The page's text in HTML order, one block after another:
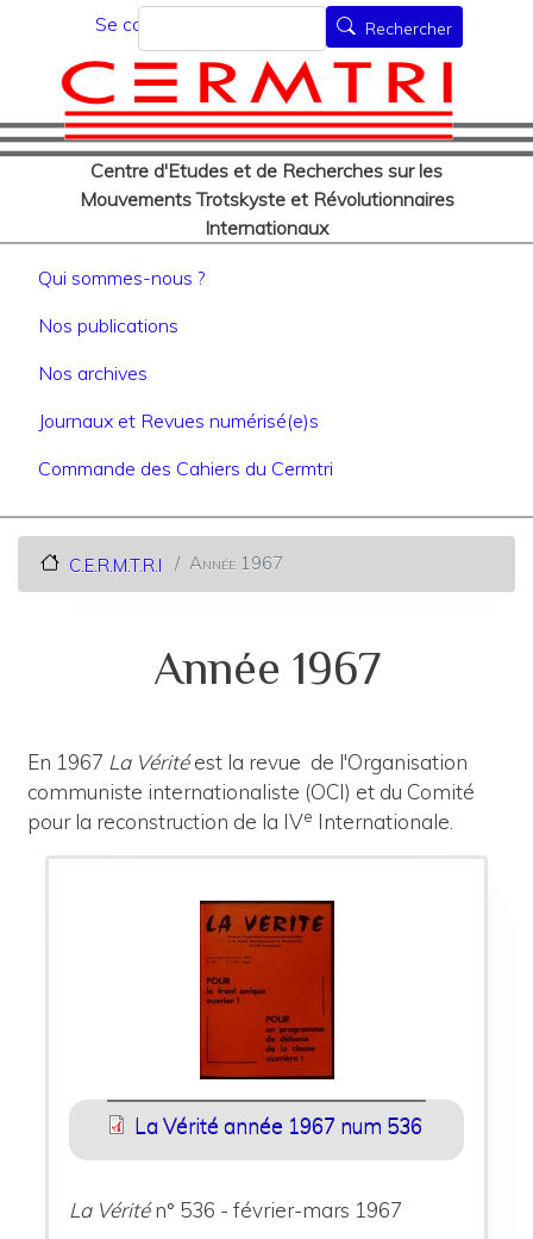
au
contenu
principal
Menu du compte de
Se connecter
Centre d'Etudes et de Recherches sur les
Mouvements Trotskyste et Révolutionnaires
Internationaux
Rechercher Rechercher
Navigation principale
Qui sommes-nous ?
Nos publications
Nos archives
Journaux et Revues numérisé(e)s
Commande des Cahiers du Cermtri
C.E.R.M.T.R.I Année 1967
Année 1967
En 1967 La Véritéest la revue de l'Organisation
communiste internationaliste (OCI) et du Comité
pour la reconstruction de la IVe Internationale.
La Vérité année 1967 num 536
La Véritén° 536 - février-mars 1967